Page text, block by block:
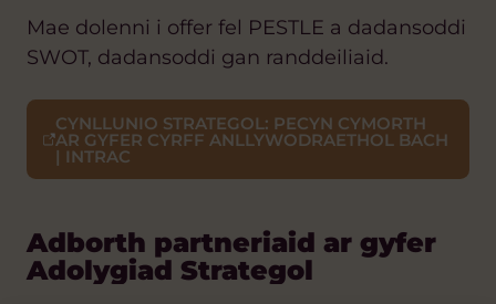
Mae dolenni i offer fel PESTLE a dadansoddi
SWOT, dadansoddi gan randdeiliaid.
CYNLLUNIO STRATEGOL: PECYN CYMORTH
AR GYFER CYRFF ANLLYWODRAETHOL BACH
| INTRAC
Adborth partneriaid ar gyfer
Adolygiad Strategol